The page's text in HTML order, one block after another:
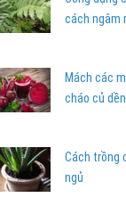
cách ngâm
Mách các
cháo củ
Cách trồng
ngủ